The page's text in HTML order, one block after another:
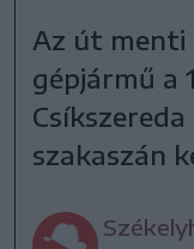
Az út
gépjármű a
szakaszán